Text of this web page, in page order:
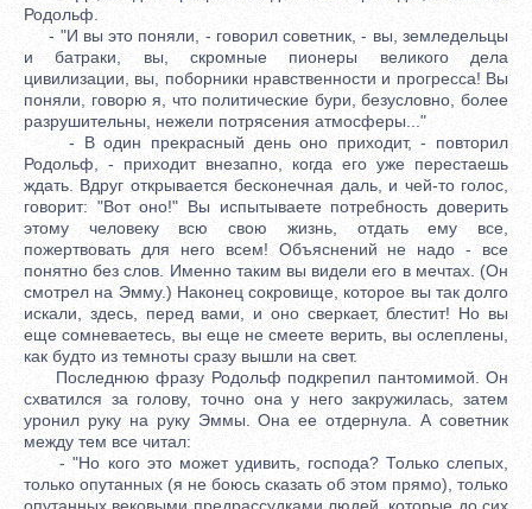
Родольф.
- "И вы это поняли, - говорил советник, - вы, земледельцы
и батраки, вы, скромные пионеры великого дела
цивилизации, вы, поборники нравственности и прогресса! Вы
поняли, говорю я, что политические бури, безусловно, более
разрушительны, нежели потрясения атмосферы..."
- В один прекрасный день оно приходит, - повторил
Родольф, - приходит внезапно, когда его уже перестаешь
ждать. Вдруг открывается бесконечная даль, и чей-то голос,
говорит: "Вот оно!" Вы испытываете потребность доверить
этому человеку всю свою жизнь, отдать ему все,
пожертвовать для него всем! Объяснений не надо - все
понятно без слов. Именно таким вы видели его в мечтах. (Он
смотрел на Эмму.) Наконец сокровище, которое вы так долго
искали, здесь, перед вами, и оно сверкает, блестит! Но вы
еще сомневаетесь, вы еще не смеете верить, вы ослеплены,
как будто из темноты сразу вышли на свет.
Последнюю фразу Родольф подкрепил пантомимой. Он
схватился за голову, точно она у него закружилась, затем
уронил руку на руку Эммы. Она ее отдернула. А советник
между тем все читал:
- "Но кого это может удивить, господа? Только слепых,
только опутанных (я не боюсь сказать об этом прямо), только
опутанных вековыми предрассудками людей, которые до сих